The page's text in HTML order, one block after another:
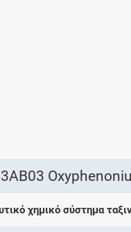
χημικό σύστημα